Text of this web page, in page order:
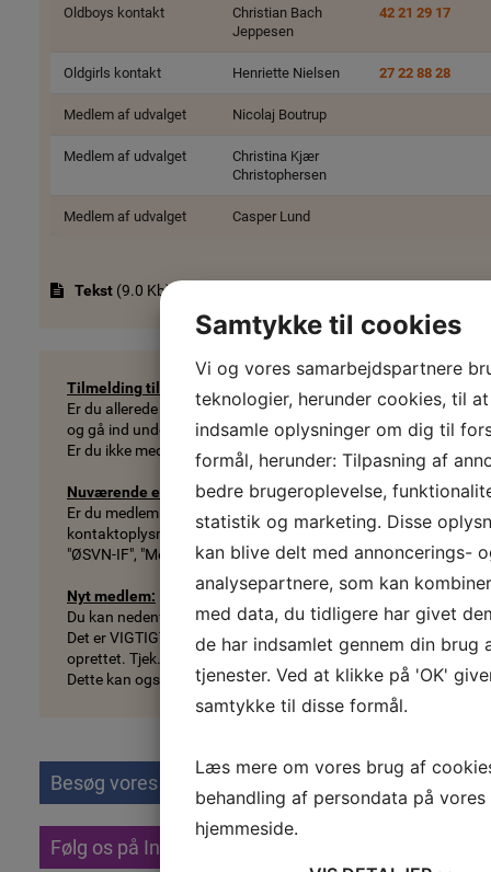
Oldboys kontakt
Christian Bach
Jeppesen
42 21 29 17
Oldgirls kontakt Henriette Nielsen 27 22 88 28
Medlem af udvalget Nicolaj Boutrup
Medlem af udvalget
Christina Kjær
Christophersen
Medlem af udvalget Casper Lund
Tekst (9.0 Kb)
Tilmelding til hold:
Er du allerede medlem og ønsker at tilmelde dig til hold - find
og gå ind under punktet "tilmelding".
Er du ikke medlem kan du tilmelde dig herunder eller ved
Nuværende eller tidligere medlem:
Er du medlem (har en konto i conventus) kan du logge ind og
kontaktoplysninger, se købte billetter, holdtilmeldinger
"ØSVN-IF", "Medlemsinfo", "Medlemslogin" eller klikher.
Nyt medlem:
Du kan nedenfor oprette dig, som nyt medlem.
Det er VIGTIGT at du ikke opretter dig som et nyt medlem,
oprettet. Tjek. evt. under "
" om du blot har glemt
Dette kan også ske ved holdtilmelding.
Besøg vores side
Følg os på Instagram
Samtykke til cookies
Vi og vores samarbejdspartnere
teknologier, herunder cookies, til at
indsamle oplysninger om dig til
formål, herunder: Tilpasning af
bedre brugeroplevelse,
statistik og marketing. Disse
kan blive delt med annoncerings-
analysepartnere, som kan
med data, du tidligere har givet
de har indsamlet gennem din brug
tjenester. Ved at klikke på 'OK'
samtykke til disse formål.
Læs mere om vores brug af
behandling af persondata på vores
hjemmeside.